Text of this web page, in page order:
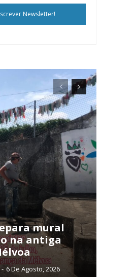
Newsletter!
mural
na antiga
- 6 De Agosto, 2026